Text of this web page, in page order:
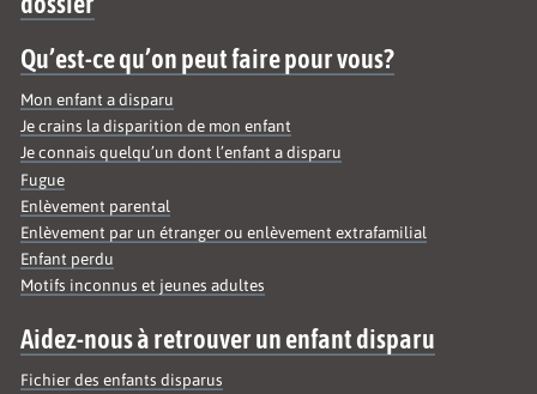
Qu’est-ce qu’on peut faire pour vous?
Mon enfant a disparu
Je crains la disparition de mon enfant
Je connais quelqu’un dont l’enfant a disparu
Fugue
Enlèvement parental
Enlèvement par un étranger ou enlèvement extrafamilial
Enfant perdu
Motifs inconnus et jeunes adultes
Aidez-nous à retrouver un enfant disparu
Fichier des enfants disparus